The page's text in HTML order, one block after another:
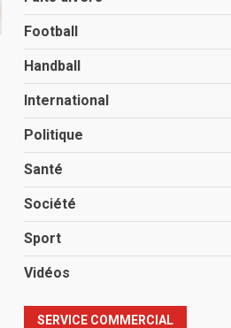
Football
Handball
International
Politique
Santé
Société
Sport
Vidéos
SERVICE COMMERCIAL